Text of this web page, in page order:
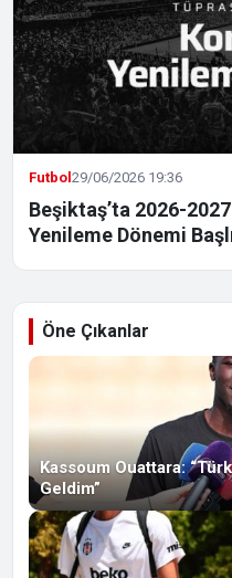
Futbol29/06/2026 19:36
Beşiktaş’ta 2026-
Yenileme Dönemi
Öne Çıkanlar
Kassoum Ouattara:
Geldim”